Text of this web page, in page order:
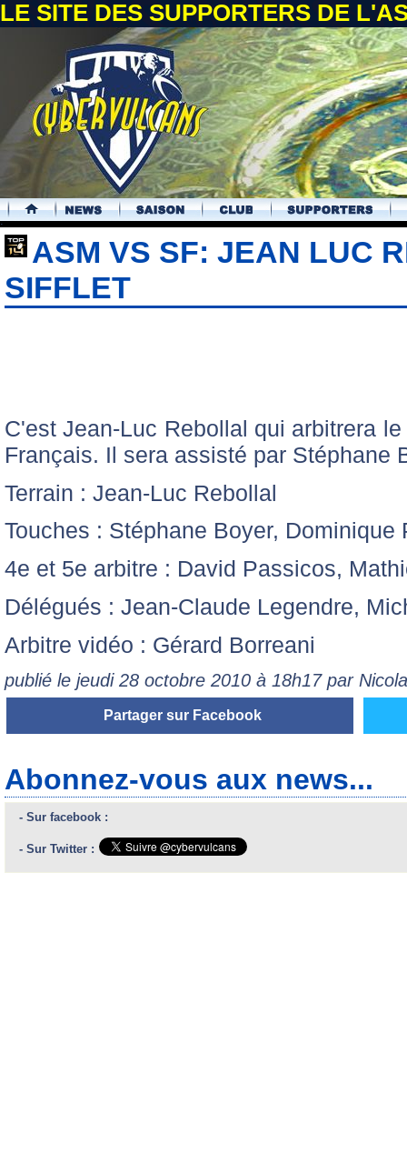
LE SITE DES SUPPORTERS DE
.
ASM VS SF: JEAN LUC
SIFFLET
C'est Jean-Luc Rebollal qui arbitrera
Français. Il sera assisté par Stéphane
Terrain : Jean-Luc Rebollal
Touches : Stéphane Boyer, Dominique
4e et 5e arbitre : David Passicos,
Délégués : Jean-Claude Legendre,
Arbitre vidéo : Gérard Borreani
publié le jeudi 28 octobre 2010 à 18h17 par
Partager sur Facebook
Abonnez-vous aux news...
- Sur facebook :
- Sur Twitter :